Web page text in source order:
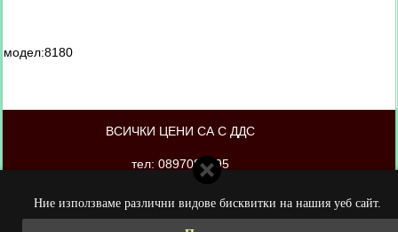
Ние използваме различни видове бисквитки на нашия уеб сайт.
модел:8180
ВСИЧКИ ЦЕНИ СА С ДДС
тел: 0897088895
магазинът е изработен от PORTOKAL.biz